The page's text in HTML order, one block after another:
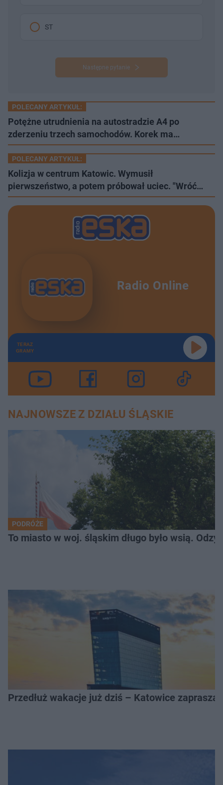
ST
Następne pytanie
POLECANY ARTYKUŁ:
Potężne utrudnienia na autostradzie A4 po
zderzeniu trzech samochodów. Korek ma…
POLECANY ARTYKUŁ:
Kolizja w centrum Katowic. Wymusił
pierwszeństwo, a potem próbował uciec. "Wróć…
Radio Online
TERAZ
GRAMY
NAJNOWSZE Z DZIAŁU ŚLĄSKIE
PODRÓŻE
To miasto w woj. śląskim długo było wsią.
Przedłuż wakacje już dziś – Katowice